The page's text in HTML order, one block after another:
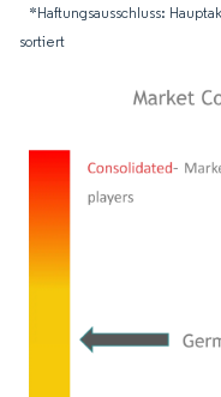
*Haftungsausschluss:
sortiert